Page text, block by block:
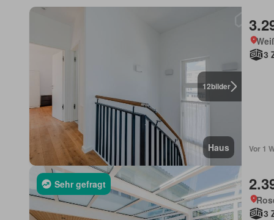
12bilder
Haus
3
Vor 1
Sehr gefragt
3